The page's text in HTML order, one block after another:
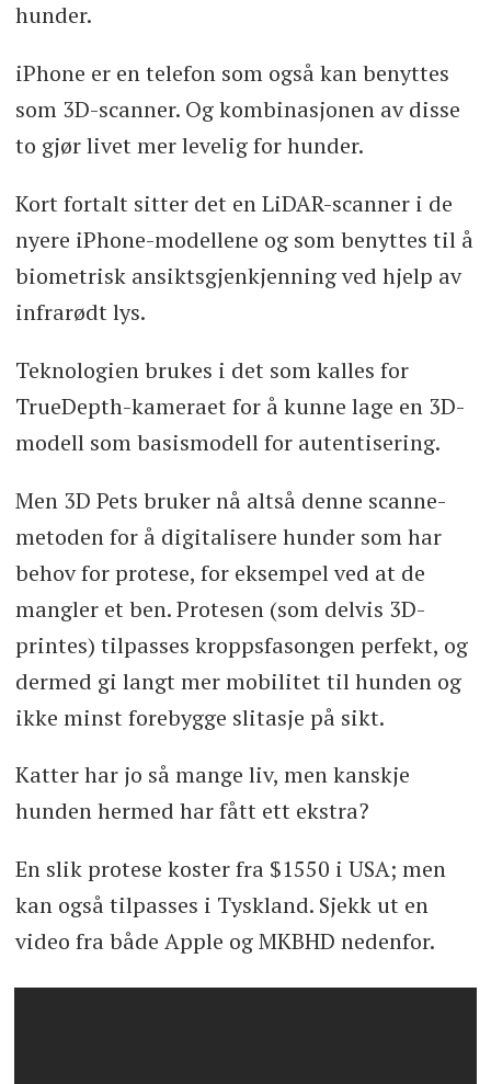
hunder.
iPhone er en telefon som også kan benyttes
som 3D-scanner. Og kombinasjonen av disse
to gjør livet mer levelig for hunder.
Kort fortalt sitter det en LiDAR-scanner i de
nyere iPhone-modellene og som benyttes til å
biometrisk ansiktsgjenkjenning ved hjelp av
infrarødt lys.
Teknologien brukes i det som kalles for
TrueDepth-kameraet for å kunne lage en 3D-
modell som basismodell for autentisering.
Men 3D Pets bruker nå altså denne scanne-
metoden for å digitalisere hunder som har
behov for protese, for eksempel ved at de
mangler et ben. Protesen (som delvis 3D-
printes) tilpasses kroppsfasongen perfekt, og
dermed gi langt mer mobilitet til hunden og
ikke minst forebygge slitasje på sikt.
Katter har jo så mange liv, men kanskje
hunden hermed har fått ett ekstra?
En slik protese koster fra $1550 i USA; men
kan også tilpasses i Tyskland. Sjekk ut en
video fra både Apple og MKBHD nedenfor.